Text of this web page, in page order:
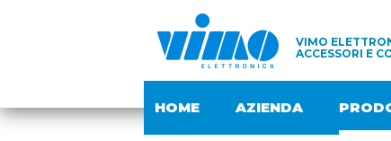
VIMO
ACCESSORI E
HOME AZIENDA